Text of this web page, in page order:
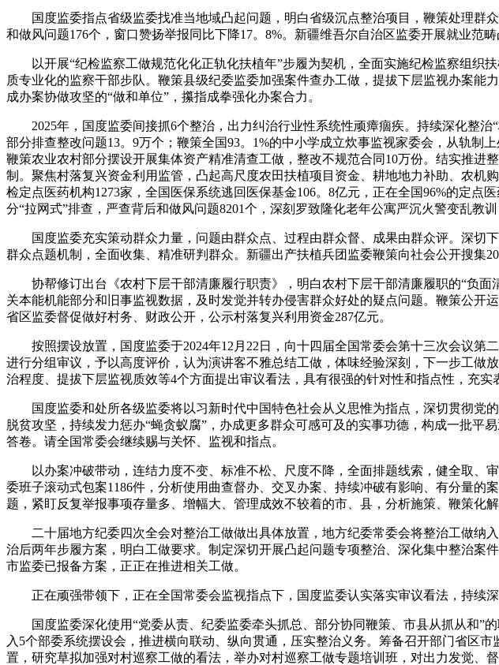
国度监委指点省级监委找准当地域凸起问题，明白省级沉点整治项目，鞭策处理群
和做风问题176个，窗口赞扬举报同比下降17。8%。新疆维吾尔自治区监委开展就业范
以开展“纪检监察工做规范化化正轨化扶植年”步履为契机，全面实施纪检监察组织
质专业化的监察干部步队。鞭策县级纪委监委加强案件查办工做，提拔下层监视办案
成办案协做攻坚的“做和单位”，攥指成拳强化办案合力。
2025年，国度监委间接抓6个整治，出力纠治行业性系统性顽瘴痼疾。持续深化整治
部分排查整改问题13。9万个；鞭策全国93。1%的中小学成立炊事监视家委会，从轨制
鞭策农业农村部分摆设开展集体资产精准清查工做，整改不规范合同10万份。结实推进
制。聚焦村落复兴资金利用监管，凸起高尺度农田扶植项目资金、耕地地力补助、农
检定点医药机构1273家，全国医保系统逃回医保基金106。8亿元，正在全国96%的定
分“拉网式”排查，严查背后和做风问题8201个，深刻罗致隆化老年公寓严沉火警变乱教
国度监委充实策动群众力量，问题由群众点、过程由群众督、成果由群众评。深切
群众点题机制，全面收集、精准研判群众。新疆出产扶植兵团监委鞭策向社会公开搜集
协帮修订出台《农村下层干部清廉履行职责》，明白农村下层干部清廉履职的“负面
关本能机能部分和旧事监视数据，及时发觉并转办侵害群众好处的疑点问题。鞭策公
省区监委督促做好村务、财政公开，公示村落复兴利用资金287亿元。
按照摆设放置，国度监委于2024年12月22日，向十四届全国常委会第十三次会议第
进行分组审议，予以高度评价，认为演讲客不雅总结工做，体味经验深刻，下一步工
治程度、提拔下层监视质效等4个方面提出审议看法，具有很强的针对性和指点性，充
国度监委和处所各级监委将以习新时代中国特色社会从义思惟为指点，深切贯彻党
脱贫攻坚，持续发力惩办“蝇贪蚁腐”，办成更多群众可感可及的实事功德，构成一批
答卷。请全国常委会继续赐与关怀、监视和指点。
以办案冲破带动，连结力度不变、标准不松、尺度不降，全面排题线索，健全取、
委班子滚动式包案1186件，分析使用曲查督办、交叉办案、持续冲破有影响、有分量
题，紧盯反复举报事项存量多、增幅大、管理成效不较着的市、县，分析施策、鞭策化
二十届地方纪委四次全会对整治工做做出具体放置，地方纪委常委会将整治工做纳
治后两年步履方案，明白工做要求。制定深切开展凸起问题专项整治、深化集中整治
市监委已报备方案，正正在推进相关工做。
正在顽强带领下，正在全国常委会监视指点下，国度监委认实落实审议看法，持续
国度监委深化使用“党委从责、纪委监委牵头抓总、部分协同鞭策、市县从抓从和”
入5个部委系统摆设会，推进横向联动、纵向贯通，压实整治义务。筹备召开部门省区
置，研究草拟加强对村巡察工做的看法，举办对村巡察工做专题培训班，对出力发觉